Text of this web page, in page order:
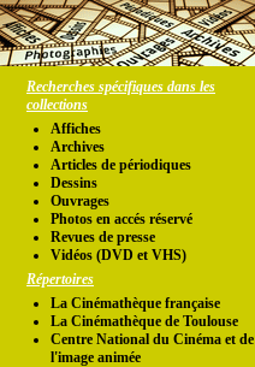
Recherches spécifiques dans les
collections
Affiches
Archives
Articles de périodiques
Dessins
Ouvrages
Photos en accés réservé
Revues de presse
Vidéos (DVD et VHS)
Répertoires
La Cinémathèque française
La Cinémathèque de Toulouse
Centre National du Cinéma et de
l'image animée